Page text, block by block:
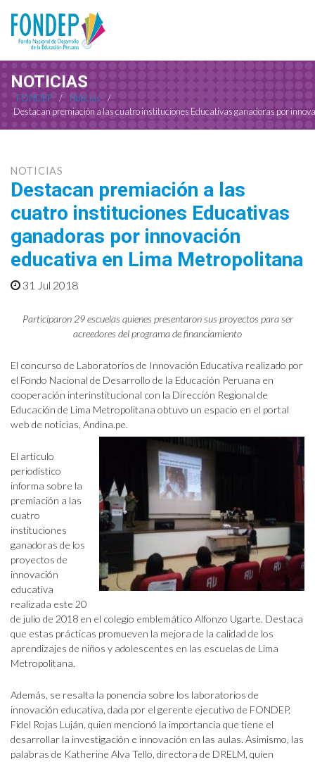
NOTICIAS
FONDEP / Noticias
/
Destacan premiación a las cuatro instituciones Educativas ganadoras por
NOTICIAS
Destacan premiación a las
cuatro instituciones Educativas
ganadoras por innovación
educativa en Lima Metropolitana
31 Jul 2018
Participaron 29 escuelas quienes presentaron sus proyectos para ser
acreedores del programa de financiamiento
El concurso de Laboratorios de Innovación Educativa realizado por
el Fondo Nacional de Desarrollo de la Educación Peruana en
cooperación interinstitucional con la Dirección Regional de
Educación de Lima Metropolitana obtuvo un espacio en el portal
web de noticias, Andina.pe.
El articulo
periodístico
informa sobre la
premiación a las
cuatro
instituciones
ganadoras de los
proyectos de
innovación
educativa
realizada este 20
de julio de 2018 en el colegio emblemático Alfonzo Ugarte. Destaca
que estas prácticas promueven la mejora de la calidad de los
aprendizajes de niños y adolescentes en las escuelas de Lima
Metropolitana.
Además, se resalta la ponencia sobre los laboratorios de
innovación educativa, dada por el gerente ejecutivo de FONDEP,
Fidel Rojas Luján, quien mencionó la importancia que tiene el
desarrollar la investigación e innovación en las aulas. Asimismo, las
palabras de Katherine Alva Tello, directora de DRELM, quien